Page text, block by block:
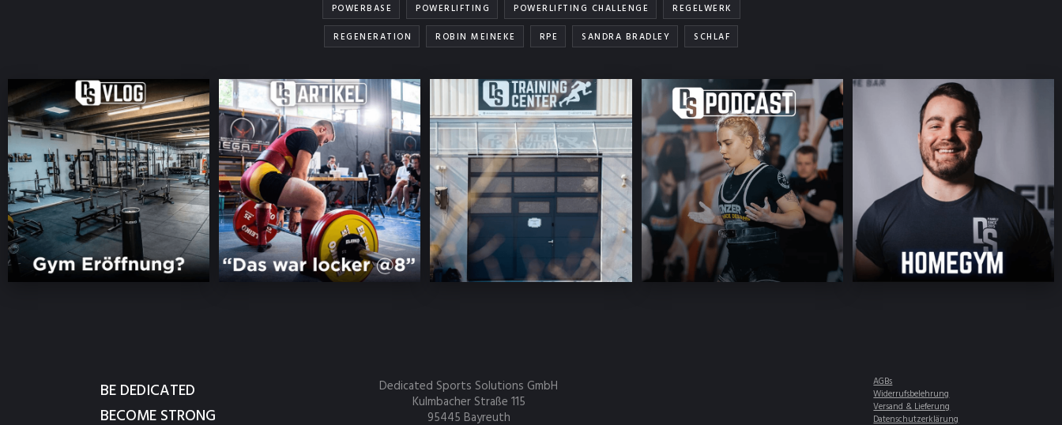
POWERBASE
POWERLIFTING POWERLIFTING CHALLENGE
REGELWERK
REGENERATION
ROBIN MEINEKE RPE SANDRA BRADLEY SCHLAF
BE DEDICATED
BECOME STRONG
Dedicated Sports Solutions GmbH
Kulmbacher Straße 115
95445 Bayreuth
AGBs
Widerrufsbelehrung
Versand & Lieferung
Datenschutzerklärung